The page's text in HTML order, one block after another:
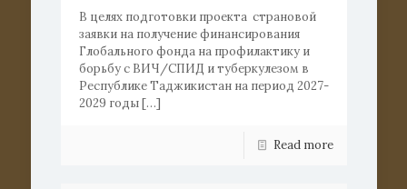
В целях подготовки проекта страновой
заявки на получение финансирования
Глобального фонда на профилактику и
борьбу с ВИЧ/СПИД и туберкулезом в
Республике Таджикистан на период 2027-
2029 годы[…]
Read more